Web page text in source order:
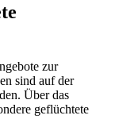
zur
sind auf der
Über das
geflüchtete